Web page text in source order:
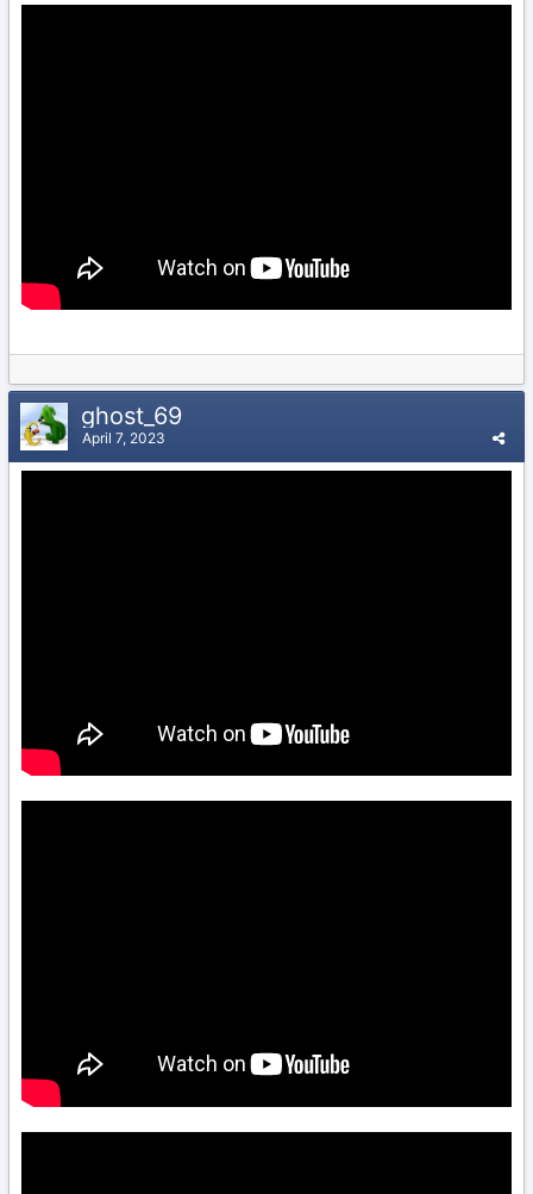
ghost_69
April 7, 2023